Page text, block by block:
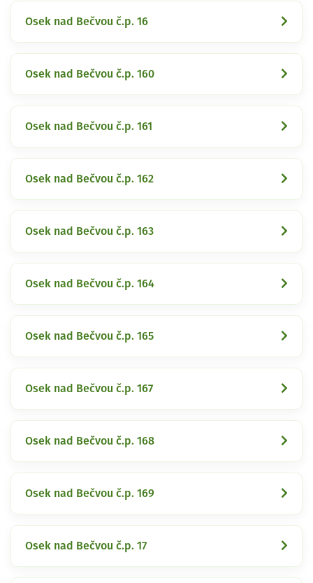
Osek nad Bečvou č.p. 16
Osek nad Bečvou č.p. 160
Osek nad Bečvou č.p. 161
Osek nad Bečvou č.p. 162
Osek nad Bečvou č.p. 163
Osek nad Bečvou č.p. 164
Osek nad Bečvou č.p. 165
Osek nad Bečvou č.p. 167
Osek nad Bečvou č.p. 168
Osek nad Bečvou č.p. 169
Osek nad Bečvou č.p. 17